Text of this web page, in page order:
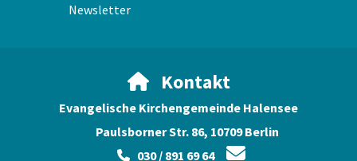
Newsletter
Kontakt
Evangelische Kirchengemeinde Halensee
Paulsborner Str. 86, 10709 Berlin
030 / 891 69 64 